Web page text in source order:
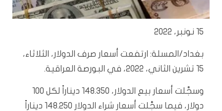
15 نونبر، 2022
بغداد/المسلة: ارتفعت أسعار صرف الدولار، الثلاثاء،
15 تشرين الثاني، 2022، في البورصة العراقية.
وسجَّلت أسعار بيع الدولار، 148.350 ديناراً لكل 100
دولار، فيما سجَّلت أسعار شراء الدولار 148.250 ديناراً